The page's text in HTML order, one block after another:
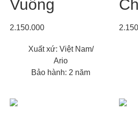
Vuông
2.150.000
Xuất xứ: Việt Nam/
Ario
Bảo hành: 2 năm